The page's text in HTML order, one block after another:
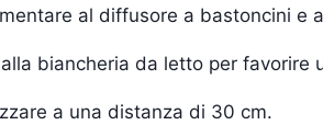
al diffusore a bastoncini e
biancheria da letto per favorire
a una distanza di 30 cm.